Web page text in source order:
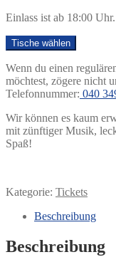
Einlass ist ab 18:00 Uhr.
Tische wählen
Wenn du einen
möchtest, zögere nicht
Telefonnummer: 040
Wir können es kaum
mit zünftiger Musik,
Spaß!
Kategorie: Tickets
Beschreibung
Beschreibung